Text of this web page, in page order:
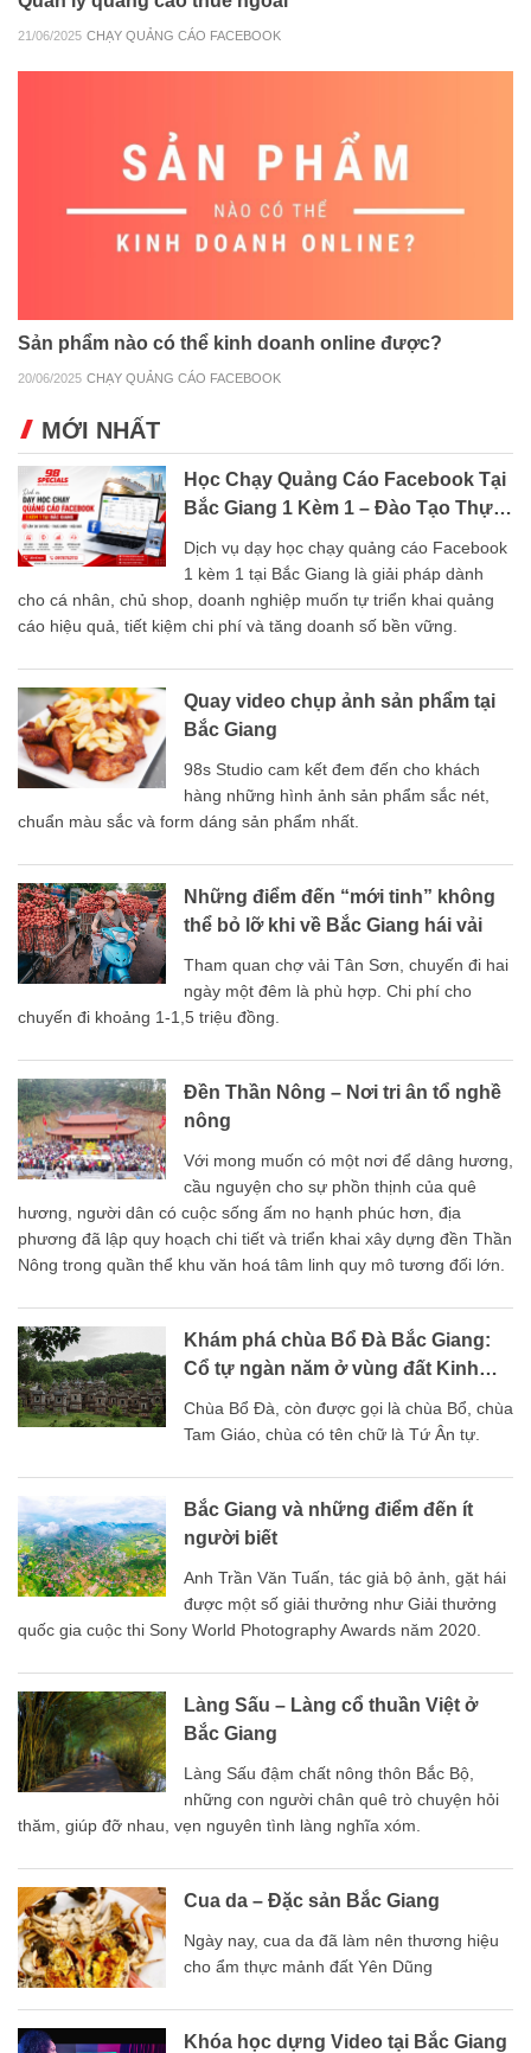
21/06/2025 CHẠY QUẢNG CÁO FACEBOOK
Sản phẩm nào có thể kinh doanh online được?
20/06/2025 CHẠY QUẢNG CÁO FACEBOOK
MỚI NHẤT
Học Chạy Quảng Cáo Facebook Tại
Bắc Giang 1 Kèm 1 – Đào Tạo Thực
Dịch vụ dạy học chạy quảng cáo Facebook
1 kèm 1 tại Bắc Giang là giải pháp dành
cho cá nhân, chủ shop, doanh nghiệp muốn tự triển khai quảng
cáo hiệu quả, tiết kiệm chi phí và tăng doanh số bền vững.
Quay video chụp ảnh sản phẩm tại
Bắc Giang
98s Studio cam kết đem đến cho khách
hàng những hình ảnh sản phẩm sắc nét,
chuẩn màu sắc và form dáng sản phẩm nhất.
Những điểm đến “mới tinh” không
thể bỏ lỡ khi về Bắc Giang hái vải
Tham quan chợ vải Tân Sơn, chuyến đi hai
ngày một đêm là phù hợp. Chi phí cho
chuyến đi khoảng 1-1,5 triệu đồng.
Đền Thần Nông – Nơi tri ân tổ nghề
nông
Với mong muốn có một nơi để dâng hương,
cầu nguyện cho sự phồn thịnh của quê
hương, người dân có cuộc sống ấm no hạnh phúc hơn, địa
phương đã lập quy hoạch chi tiết và triển khai xây dựng đền Thần
Nông trong quần thể khu văn hoá tâm linh quy mô tương đối lớn.
Khám phá chùa Bổ Đà Bắc Giang:
Cổ tự ngàn năm ở vùng đất Kinh
Chùa Bổ Đà, còn được gọi là chùa Bổ, chùa
Tam Giáo, chùa có tên chữ là Tứ Ân tự.
Bắc Giang và những điểm đến ít
người biết
Anh Trần Văn Tuấn, tác giả bộ ảnh, gặt hái
được một số giải thưởng như Giải thưởng
quốc gia cuộc thi Sony World Photography Awards năm 2020.
Làng Sấu – Làng cổ thuần Việt ở
Bắc Giang
Làng Sấu đậm chất nông thôn Bắc Bộ,
những con người chân quê trò chuyện hỏi
thăm, giúp đỡ nhau, vẹn nguyên tình làng nghĩa xóm.
Cua da – Đặc sản Bắc Giang
Ngày nay, cua da đã làm nên thương hiệu
cho ẩm thực mảnh đất Yên Dũng
Khóa học dựng Video tại Bắc Giang